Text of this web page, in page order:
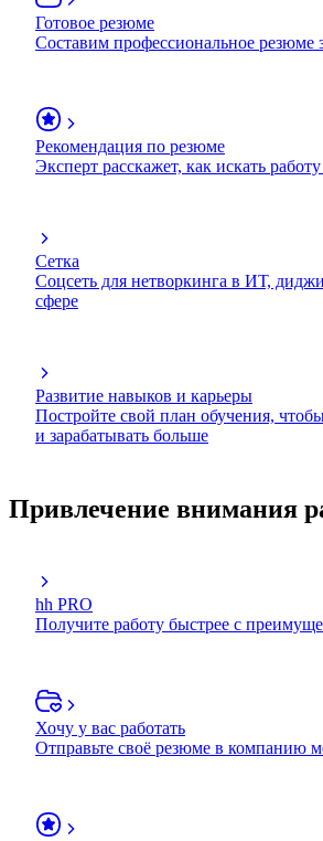
Готовое резюме
Составим профессиональное резюме
Рекомендация по резюме
Эксперт расскажет, как искать
Сетка
Соцсеть для нетворкинга в ИТ,
сфере
Развитие навыков и карьеры
Постройте свой план обучения,
и зарабатывать больше
Привлечение внимания
hh PRO
Получите работу быстрее с
Хочу у вас работать
Отправьте своё резюме в компанию